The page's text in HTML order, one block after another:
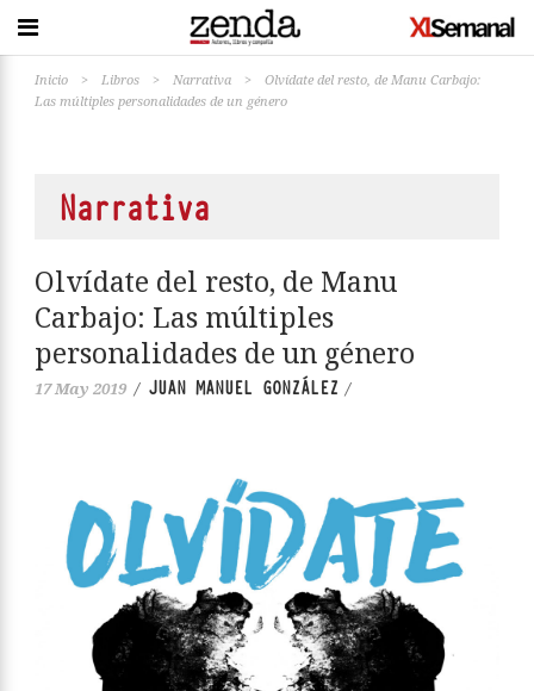
Inicio > Libros > Narrativa >
Olvídate del resto, de Manu Carbajo:
Las múltiples personalidades de un género
Narrativa
Olvídate del resto, de Manu
Carbajo: Las múltiples
personalidades de un género
17 May 2019 / JUAN MANUEL GONZÁLEZ /